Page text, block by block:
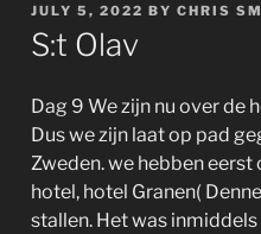
POSTED
ON
JULY 5, 2022 BY CHRIS
S:t Olav
Dag 9 We zijn nu over de
Dus we zijn laat op pad
Zweden. we hebben
hotel, hotel Granen(
stallen. Het was